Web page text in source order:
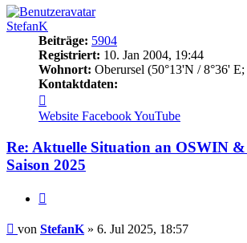
StefanK
Beiträge: 5904
Registriert: 10. Jan 2004, 19:44
Wohnort: Oberursel (50°13'N / 8°36'
Kontaktdaten:
von
StefanK
Website FacebookYouTube
Re: Aktuelle Situation an OSWIN
Saison 2025
Beitrag
von StefanK » 6. Jul 2025, 18:57